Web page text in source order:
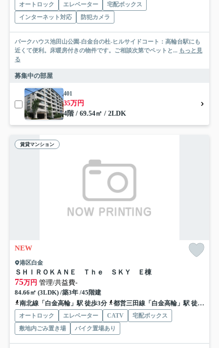
オートロック エレベーター
宅配ボックス
インターネット対応
防犯カメラ
パークハウス池田山公園-白金台の杜-ヒルサイドコート：高輪台駅にも
近くて便利。床暖房付きの物件です。ご相談次第でペットと... もっと見
る
募集中の部屋
401
35万円
4階 / 69.54㎡ / 2LDK
賃貸マンション
NEW
港区白金
ＳＨＩＲＯＫＡＮＥ Ｔｈｅ ＳＫＹ Ｅ棟
75万円 管理/共益費-
84.66㎡ (3LDK) /築3年 /45階建
南北線「白金高輪」駅 徒歩3分
都営三田線「白金高輪」駅 徒歩3分
オートロック エレベーター CATV
宅配ボックス
敷地内ごみ置き場
バイク置場あり